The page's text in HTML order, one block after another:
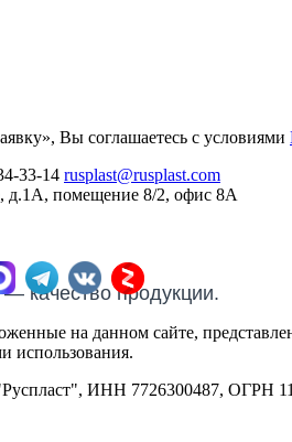
Вы соглашаетесь с условиями
33-14 rusplast@rusplast.com
д.1А, помещение 8/2, офис 8А
качество продукции.
на данном сайте,
использования.
ИНН 7726300487, ОГРН